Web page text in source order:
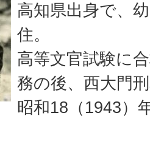
高知県出身で、
住。
高等文官試験に
務の後、西大門
昭和18（1943）